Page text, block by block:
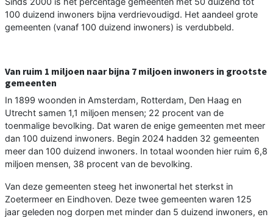
100 duizend inwoners bijna verdrievoudigd. Het aandeel grote
gemeenten (vanaf 100 duizend inwoners) is verdubbeld.
Van ruim 1 miljoen naar bijna 7 miljoen inwoners in grootste
gemeenten
In 1899 woonden in Amsterdam, Rotterdam, Den Haag en
Utrecht samen 1,1 miljoen mensen; 22 procent van de
toenmalige bevolking. Dat waren de enige gemeenten met meer
dan 100 duizend inwoners. Begin 2024 hadden 32 gemeenten
meer dan 100 duizend inwoners. In totaal woonden hier ruim 6,8
miljoen mensen, 38 procent van de bevolking.
Van deze gemeenten steeg het inwonertal het sterkst in
Zoetermeer en Eindhoven. Deze twee gemeenten waren 125
jaar geleden nog dorpen met minder dan 5 duizend inwoners, en